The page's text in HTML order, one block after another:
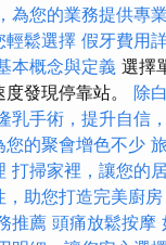
為您的業務提供專
輕鬆選擇 假牙費用
本概念與定義 選擇
發現停靠站。 除
乳手術，提升自信
的聚會增色不少
打掃家裡，讓您的
助您打造完美廚房
推薦 頭痛放鬆按摩